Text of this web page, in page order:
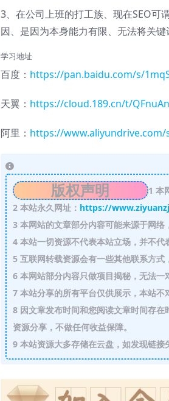
3、在公司上班的打工族、现在SEO可
因、是因为本身能力有限、无法将关
学习地址
百度： https://pan.baidu.com/s/
天翼： https://cloud.189.cn/t/
阿里： https://
版权声明 1 本
2本站永久网址： https://
3本网站的文章部分内容可能来源于网络
4本站一切资源不代表本站立场，并不代
5互联网转载资源会有一些其他联系方式
6本网站部分内容只做项目揭秘，无法一
7本站分享的所有平台仅供展示，本站不
8因文章发布时间和您阅读文章时间存在
资源分享，不做任何收益保障。
9本站资源大多存储在云盘，如发现链接